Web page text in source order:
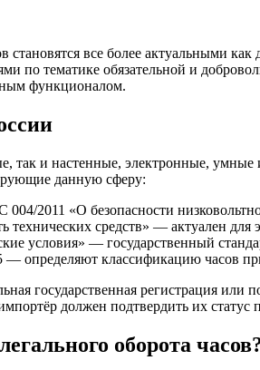
все более актуальными
по тематике обязательной и
функционалом.
так и настенные, электронные,
данную сферу:
2011 «О безопасности
средств» — актуален для
условия» — государственный
классификацию часов при
государственная регистрация
должен подтвердить их
оборота